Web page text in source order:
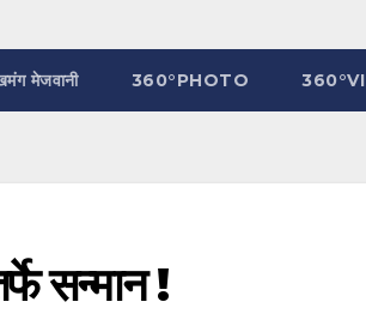
मेजवानी 360°PHOTO
सन्मान !